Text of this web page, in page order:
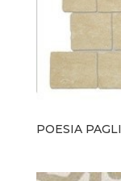
POESIA